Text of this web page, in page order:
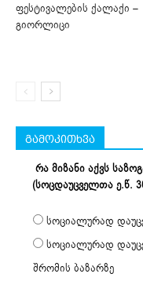
ფესტივალების ქალაქი –
გიორლიცი
გამოკითხვა
რა მიზანი აქვს
(სოცდაუცველთა ე.წ.
სოციალურად
სოციალურად
შრომის ბაზარზე